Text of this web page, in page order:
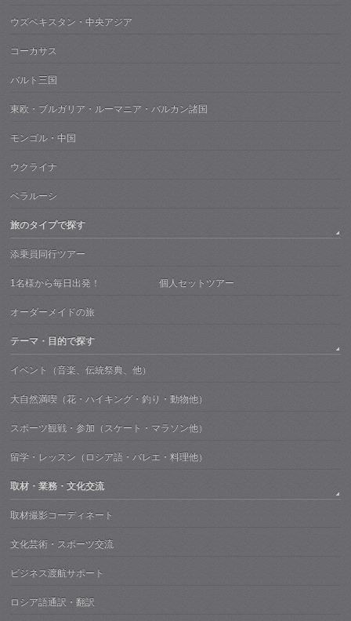
ウズベキスタン・中央アジア
コーカサス
バルト三国
東欧・ブルガリア・ルーマニア・バルカン諸国
モンゴル・中国
ウクライナ
ベラルーシ
旅のタイプで探す
添乗員同行ツアー
1名様から毎日出発！ 個人セットツアー
オーダーメイドの旅
テーマ・目的で探す
イベント（音楽、伝統祭典、他）
大自然満喫（花・ハイキング・釣り・動物他）
スポーツ観戦・参加（スケート・マラソン他）
留学・レッスン（ロシア語・バレエ・料理他）
取材・業務・文化交流
取材撮影コーディネート
文化芸術・スポーツ交流
ビジネス渡航サポート
ロシア語通訳・翻訳